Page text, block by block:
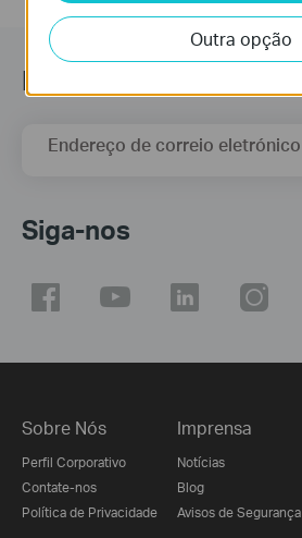
Newsletter
Endereço de correio eletrónico
Siga-nos
Sobre Nós
Perfil Corporativo
Contate-nos
Política de Privacidade
Imprensa
Notícias
Blog
Avisos de Segurança
Outra opção